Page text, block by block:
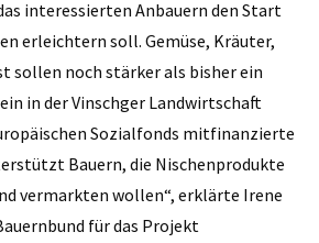
interessierten Anbauern den Start
erleichtern soll. Gemüse, Kräuter,
sollen noch stärker als bisher ein
in der Vinschger Landwirtschaft
Sozialfonds mitfinanzierte
Bauern, die Nischenprodukte
vermarkten wollen“, erklärte Irene
für das Projekt